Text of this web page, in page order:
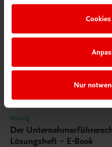
Nur
Bildung
Der
Lösungsheft – E-Book